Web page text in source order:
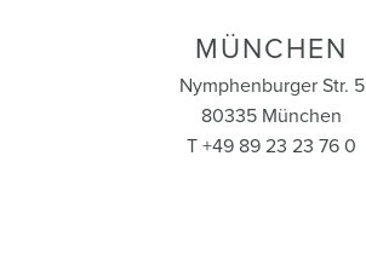
MÜNCHEN
Nymphenburger Str. 5
80335 München
T +49 89 23 23 76 0